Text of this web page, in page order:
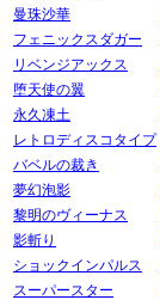
曼珠沙華
フェニックスダガー
リベンジアックス
堕天使の翼
永久凍土
レトロディスコタイプ
バベルの裁き
夢幻泡影
黎明のヴィーナス
影斬り
ショックインパルス
スーパースター